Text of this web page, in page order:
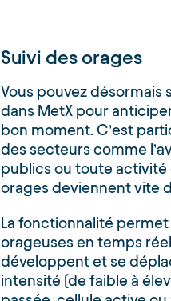
Suivi des orages
Vous pouvez
dans MetX pour
bon moment. C’est
des secteurs comme
publics ou toute activité
orages deviennent vite
La fonctionnalité
orageuses en temps
développent et se
intensité (de faible à